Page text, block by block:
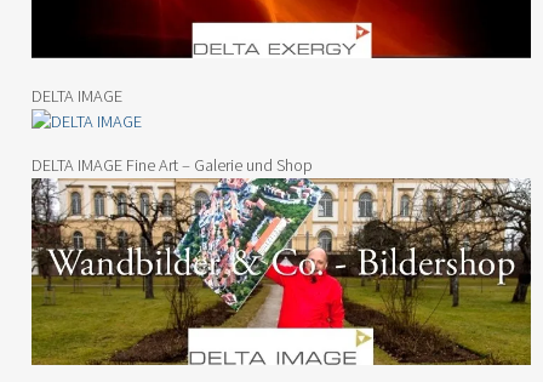
DELTA IMAGE
DELTA IMAGE Fine Art – Galerie und Shop